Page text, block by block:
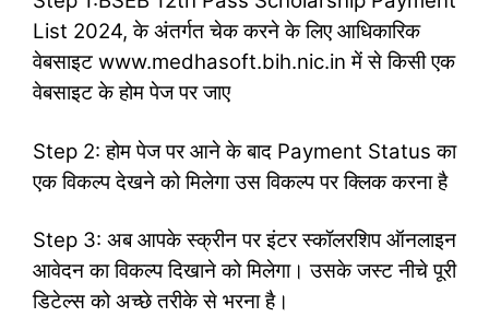
List 2024, के अंतर्गत चेक करने के लिए आधिकारिक
वेबसाइट www.medhasoft.bih.nic.in में से किसी एक
वेबसाइट के होम पेज पर जाए
Step 2: होम पेज पर आने के बाद Payment Status का
एक विकल्प देखने को मिलेगा उस विकल्प पर क्लिक करना है
Step 3: अब आपके स्क्रीन पर इंटर स्कॉलरशिप ऑनलाइन
आवेदन का विकल्प दिखाने को मिलेगा। उसके जस्ट नीचे पूरी
डिटेल्स को अच्छे तरीके से भरना है।